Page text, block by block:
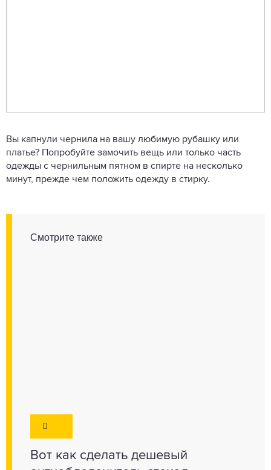
Вы капнули чернила на вашу любимую рубашку или
платье? Попробуйте замочить вещь или только часть
одежды с чернильным пятном в спирте на несколько
минут, прежде чем положить одежду в стирку.
Смотрите также
Вот как сделать дешевый